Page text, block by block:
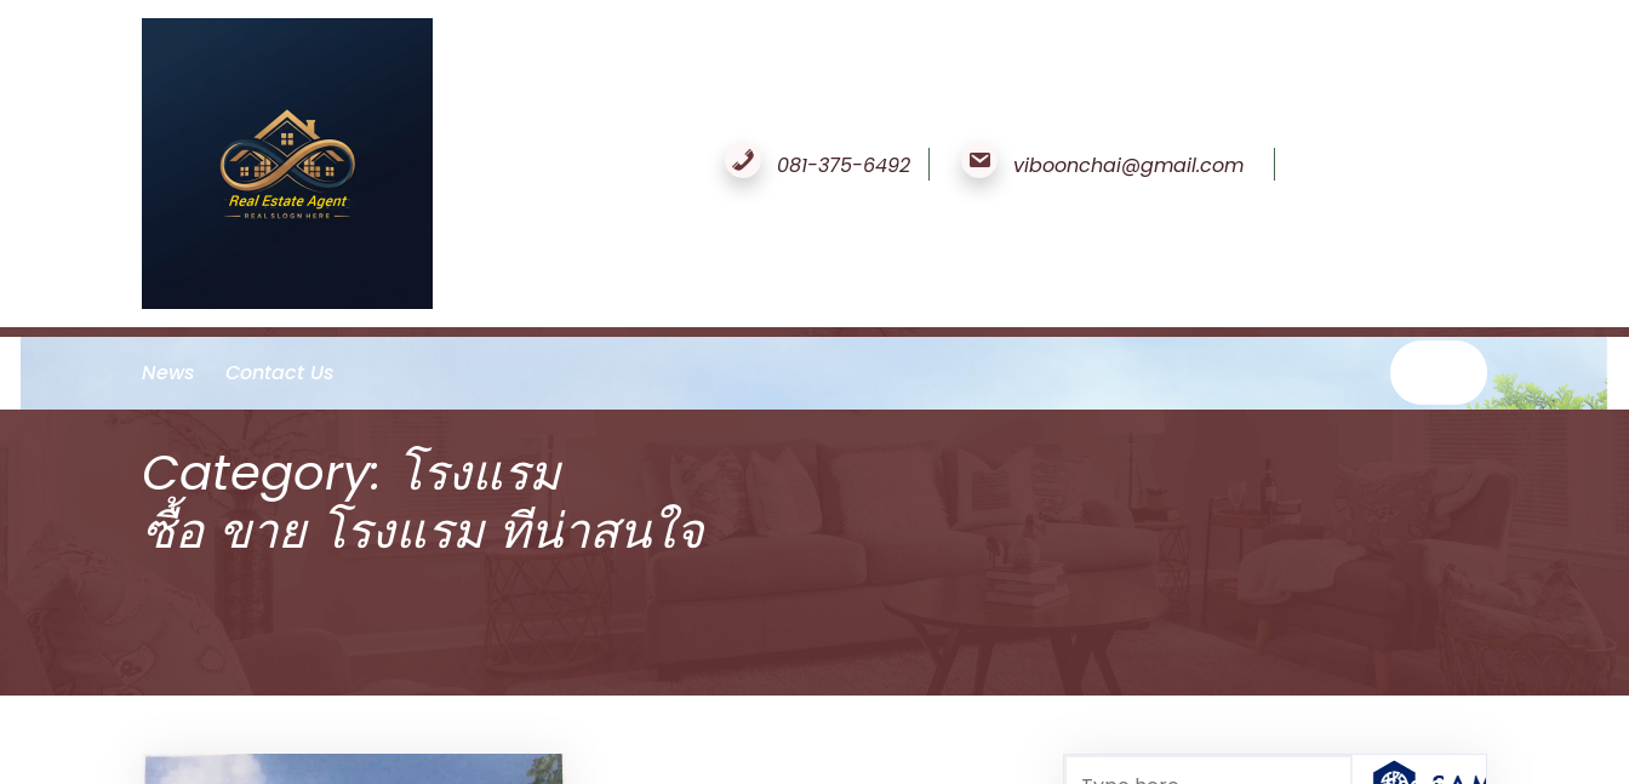
081-375-6492 viboonchai@gmail.com
News Contact Us
Category: โรงแรม
ซื้อ ขาย โรงแรม ทีน่าสนใจ